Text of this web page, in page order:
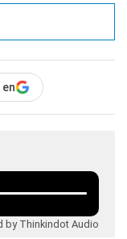
by Thinkindot Audio